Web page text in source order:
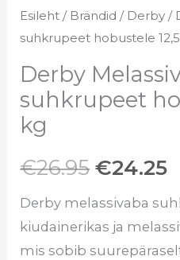
Esileht / Brändid / Derby /
suhkrupeet hobustele
Derby
suhkrupeet
kg
€26.95 €24.25
Derby melassivaba
kiudainerikas ja
mis sobib